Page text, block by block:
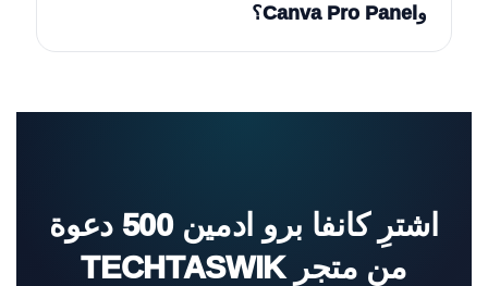
وCanva Pro Panel؟
اشترِ كانفا برو ادمين 500 دعوة
من متجر TECHTASWIK